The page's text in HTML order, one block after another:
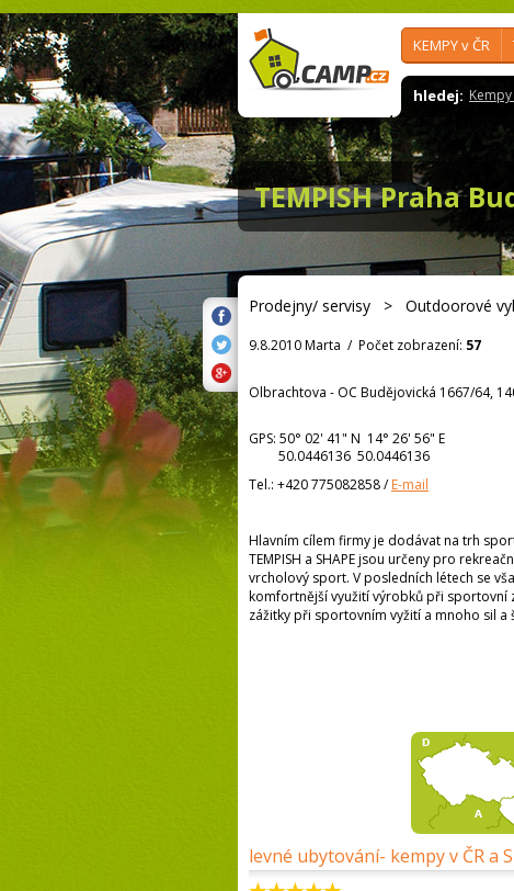
KEMPY v ČR
hledej: Kempy
TEMPISH Praha
Prodejny/ servisy > Outdoorové
9.8.2010 Marta / Počet zobrazení: 57
Olbrachtova - OC Budějovická 1667/64,
GPS: 50° 02' 41" N 14° 26' 56" E
50.0446136 50.0446136
Tel.: +420 775082858/E-mail
Hlavním cílem firmy je dodávat na trh
TEMPISH a SHAPE jsou určeny pro
vrcholový sport. V posledních létech se
komfortnější využití výrobků při sportovní
zážitky při sportovním vyžití a mnoho sil
levné ubytování- kempy v ČR a